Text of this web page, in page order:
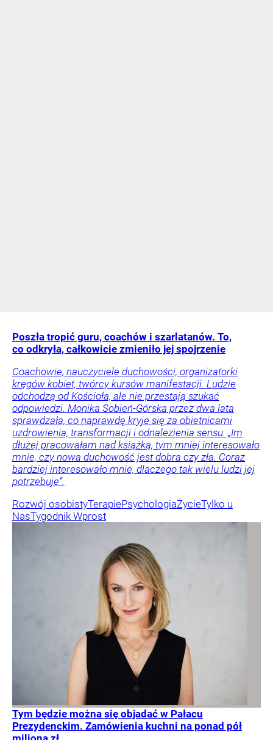
Poszła tropić guru, coachów i szarlatanów. To,
co odkryła, całkowicie zmieniło jej spojrzenie
Coachowie, nauczyciele duchowości, organizatorki
kręgów kobiet, twórcy kursów manifestacji. Ludzie
odchodzą od Kościoła, ale nie przestają szukać
odpowiedzi. Monika Sobień-Górska przez dwa lata
sprawdzała, co naprawdę kryje się za obietnicami
uzdrowienia, transformacji i odnalezienia sensu. „Im
dłużej pracowałam nad książką, tym mniej interesowało
mnie, czy nowa duchowość jest dobra czy zła. Coraz
bardziej interesowało mnie, dlaczego tak wielu ludzi jej
potrzebuje”.
Rozwój osobistyTerapiePsychologiaŻycieTylko u
NasTygodnik Wprost
Tym będzie można się objadać w Pałacu
Prezydenckim. Zamówienia kuchni na ponad pół